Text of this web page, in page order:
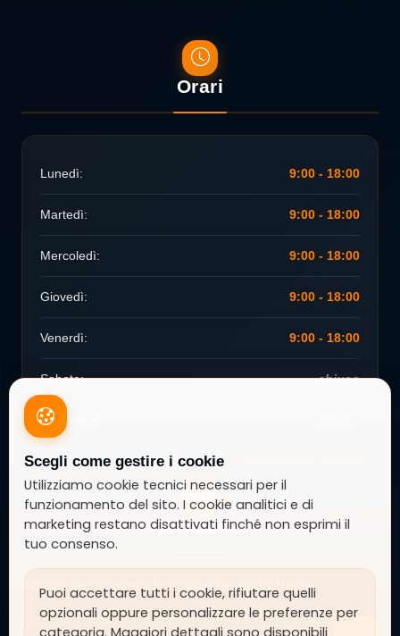
Scegli come gestire i cookie
Utilizziamo cookie tecnici necessari per il
funzionamento del sito. I cookie analitici e di
marketing restano disattivati finché non esprimi il
tuo consenso.
Puoi accettare tutti i cookie, rifiutare quelli
opzionali oppure personalizzare le preferenze per
categoria. Maggiori dettagli sono disponibili
Orari
Lunedì: 9:00 - 18:00
Martedì: 9:00 - 18:00
Mercoledì: 9:00 - 18:00
Giovedì: 9:00 - 18:00
Venerdì: 9:00 - 18:00
Sabato: chiuso
Domenica:
Newsletter
Iscriviti per ricevere le nostre migliori offerte